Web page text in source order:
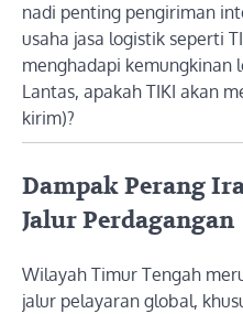
nadi penting pengiriman
usaha jasa logistik seperti
menghadapi kemungkinan
Lantas, apakah TIKI akan
kirim)?
Dampak Perang
Jalur Perdagangan
Wilayah Timur Tengah
jalur pelayaran global,